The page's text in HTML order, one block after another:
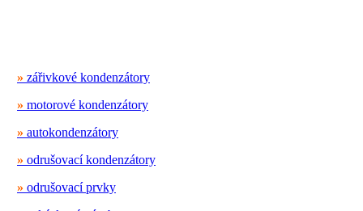
» zářivkové kondenzátory
» motorové kondenzátory
» autokondenzátory
» odrušovací kondenzátory
» odrušovací prvky